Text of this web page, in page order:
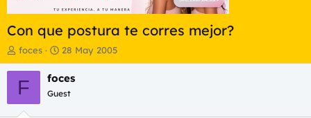
Con que postura te corres mejor?
I
n
i
c
a
foces
F
e
c
a
28 May 2005
F foces
Guest